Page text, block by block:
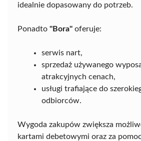
idealnie dopasowany do potrzeb.
Ponadto "Bora" oferuje:
serwis nart,
sprzedaż używanego
atrakcyjnych cenach,
usługi trafiające do
odbiorców.
Wygoda zakupów zwiększa
kartami debetowymi oraz za